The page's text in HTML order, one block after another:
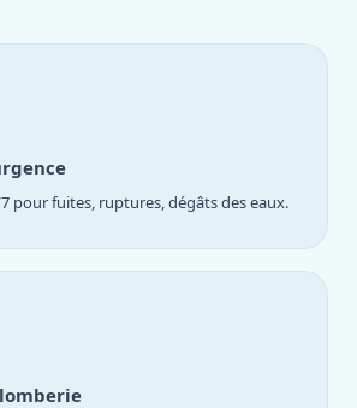
pour fuites, ruptures, dégâts des eaux.